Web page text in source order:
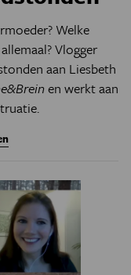
Welke
Vlogger
aan Liesbeth
en werkt aan